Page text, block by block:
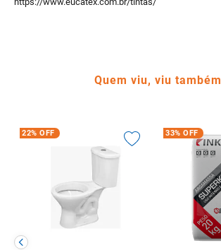
Quem viu, viu também
22% OFF 33% OFF